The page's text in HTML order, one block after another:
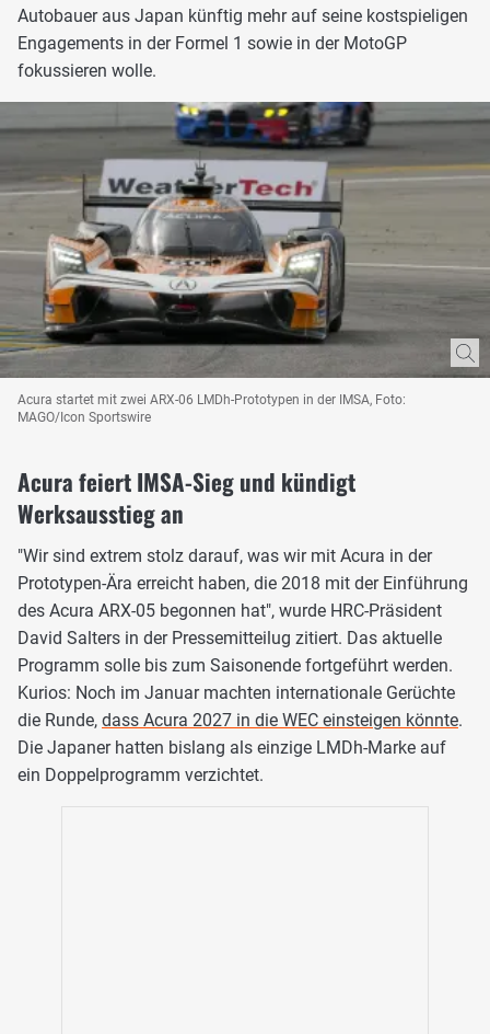
Autobauer aus Japan künftig mehr auf seine kostspieligen
Engagements in der Formel 1 sowie in der MotoGP
fokussieren wolle.
Acura startet mit zwei ARX-06 LMDh-Prototypen in der IMSA, Foto:
MAGO/Icon Sportswire
Acura feiert IMSA-Sieg und kündigt
Werksausstieg an
"Wir sind extrem stolz darauf, was wir mit Acura in der
Prototypen-Ära erreicht haben, die 2018 mit der Einführung
des Acura ARX-05 begonnen hat", wurde HRC-Präsident
David Salters in der Pressemitteilug zitiert. Das aktuelle
Programm solle bis zum Saisonende fortgeführt werden.
Kurios: Noch im Januar machten internationale Gerüchte
die Runde, dass Acura 2027 in die WEC einsteigen könnte.
Die Japaner hatten bislang als einzige LMDh-Marke auf
ein Doppelprogramm verzichtet.